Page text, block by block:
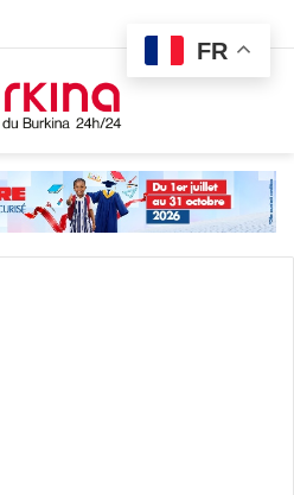
FR